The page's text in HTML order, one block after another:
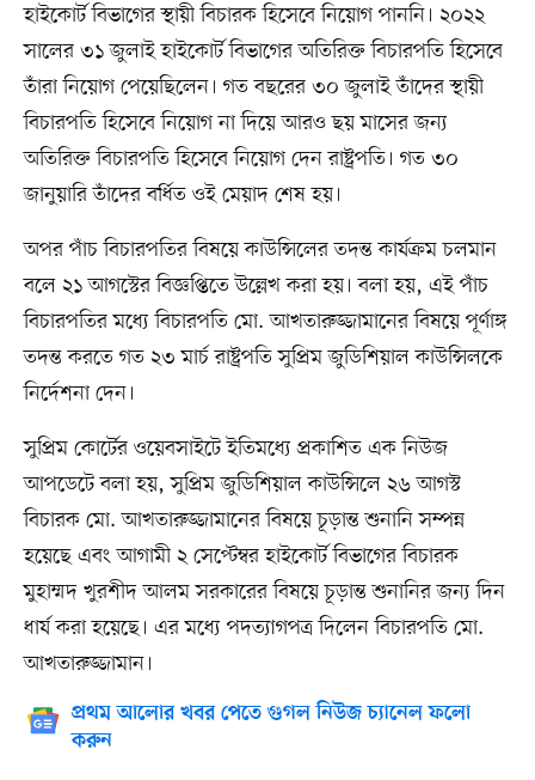
হাইকোর্ট বিভাগের স্থায়ী বিচারক হিসেবে নিয়োগ পাননি। ২০২২
সালের ৩১ জুলাই হাইকোর্ট বিভাগের অতিরিক্ত বিচারপতি হিসেবে
তাঁরা নিয়োগ পেয়েছিলেন। গত বছরের ৩০ জুলাই তাঁদের স্থায়ী
বিচারপতি হিসেবে নিয়োগ না দিয়ে আরও ছয় মাসের জন্য
অতিরিক্ত বিচারপতি হিসেবে নিয়োগ দেন রাষ্ট্রপতি। গত ৩০
জানুয়ারি তাঁদের বর্ধিত ওই মেয়াদ শেষ হয়।
অপর পাঁচ বিচারপতির বিষয়ে কাউন্সিলের তদন্ত কার্যক্রম চলমান
বলে ২১ আগস্টের বিজ্ঞপ্তিতে উল্লেখ করা হয়। বলা হয়, এই পাঁচ
বিচারপতির মধ্যে বিচারপতি মো. আখতারুজ্জামানের বিষয়ে পূর্ণাঙ্গ
তদন্ত করতে গত ২৩ মার্চ রাষ্ট্রপতি সুপ্রিম জুডিশিয়াল কাউন্সিলকে
নির্দেশনা দেন।
সুপ্রিম কোর্টের ওয়েবসাইটে ইতিমধ্যে প্রকাশিত এক নিউজ
আপডেটে বলা হয়, সুপ্রিম জুডিশিয়াল কাউন্সিলে ২৬ আগস্ট
বিচারক মো. আখতারুজ্জামানের বিষয়ে চূড়ান্ত শুনানি সম্পন্ন
হয়েছে এবং আগামী ২ সেপ্টেম্বর হাইকোর্ট বিভাগের বিচারক
মুহাম্মদ খুরশীদ আলম সরকারের বিষয়ে চূড়ান্ত শুনানির জন্য দিন
ধার্য করা হয়েছে। এর মধ্যে পদত্যাগপত্র দিলেন বিচারপতি মো.
আখতারুজ্জামান।
প্রথম আলোর খবর পেতে গুগল নিউজ চ্যানেল ফলো
করুন